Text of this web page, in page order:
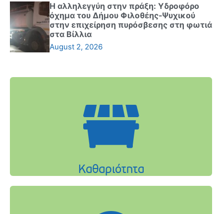
Η αλληλεγγύη στην πράξη: Υδροφόρο
όχημα του Δήμου Φιλοθέης-Ψυχικού
στην επιχείρηση πυρόσβεσης στη φωτιά
στα Βίλλια
August 2, 2026